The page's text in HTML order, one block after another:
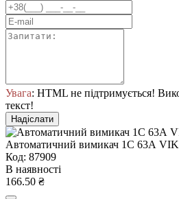
Увага: HTML не підтримується!
текст!
Надіслати
Автоматичний вимикач 1C 63А
Код: 87909
В наявності
166.50 ₴